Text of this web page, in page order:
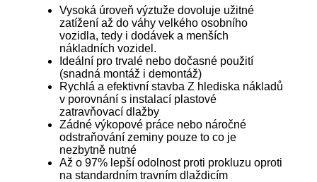
Vysoká úroveň výztuže dovoluje užitné
zatížení až do váhy velkého osobního
vozidla, tedy i dodávek a menších
nákladních vozidel.
Ideální pro trvalé nebo dočasné použití
(snadná montáž i demontáž)
Rychlá a efektivní stavba Z hlediska nákladů
v porovnání s instalací plastové
zatravňovací dlažby
Zádné výkopové práce nebo náročné
odstraňování zeminy pouze to co je
nezbytně nutné
Až o 97% lepší odolnost proti prokluzu oproti
na standardním travním dlaždicím